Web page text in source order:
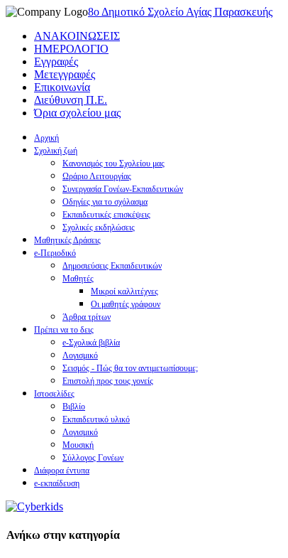
8ο Δημοτικό Σχολείο Αγίας Παρασκευής
ΑΝΑΚΟΙΝΩΣΕΙΣ
ΗΜΕΡΟΛΟΓΙΟ
Εγγραφές
Μετεγγραφές
Επικοινωνία
Διεύθυνση Π.Ε.
Όρια σχολείου μας
Αρχική
Σχολική ζωή
Κανονισμός του Σχολείου μας
Ωράριο Λειτουργίας
Συνεργασία Γονέων-Εκπαιδευτικών
Οδηγίες για το σχόλασμα
Εκπαιδευτικές επισκέψεις
Σχολικές εκδηλώσεις
Μαθητικές Δράσεις
e-Περιοδικό
Δημοσιεύσεις Εκπαιδευτικών
Μαθητές
Μικροί καλλιτέχνες
Οι μαθητές γράφουν
Άρθρα τρίτων
Πρέπει να το δεις
e-Σχολικά βιβλία
Λογισμικό
Σεισμός - Πώς θα τον αντιμετωπίσουμε;
Επιστολή προς τους γονείς
Ιστοσελίδες
Βιβλίο
Εκπαιδευτικό υλικό
Λογισμικό
Μουσική
Σύλλογος Γονέων
Διάφορα έντυπα
e-εκπαίδευση
Ανήκω στην κατηγορία